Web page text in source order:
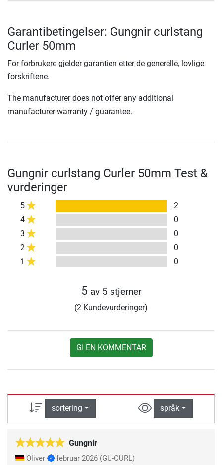
Garantibetingelser: Gungnir curlstang
Curler 50mm
For forbrukere gjelder garantien etter de generelle, lovlige
forskriftene.
The manufacturer does not offer any additional
manufacturer warranty / guarantee.
Gungnir curlstang Curler 50mm Test &
vurderinger
5
2
4
0
3
0
2
0
1
0
5 av 5 stjerner
(2 Kundevurderinger)
GI EN KOMMENTAR
sortering språk
Gungnir
Oliver februar 2026 (GU-CURL)